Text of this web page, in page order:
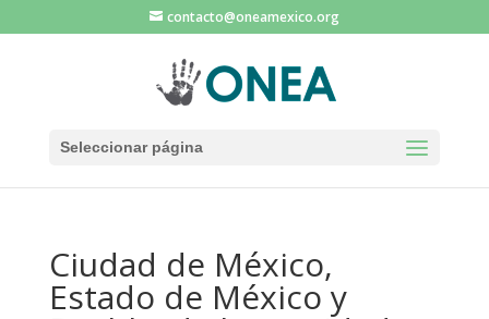
contacto@oneamexico.org
Seleccionar página
Ciudad de México,
Estado de México y